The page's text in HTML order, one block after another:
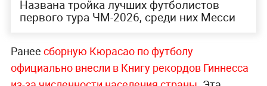
Названа тройка лучших футболистов
первого тура ЧМ-2026, среди них Месси
Ранее сборную Кюрасао по футболу
официально внесли в Книгу рекордов Гиннесса